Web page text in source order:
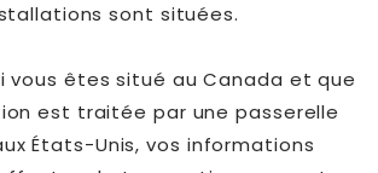
sont situées.
vous êtes situé au Canada et que
est traitée par une passerelle
États-Unis, vos informations